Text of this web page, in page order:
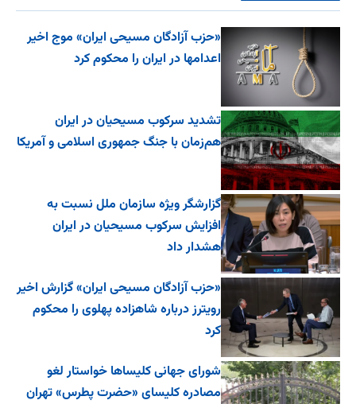
«حزب آزادگان مسیحی ایران» موج اخیر
اعدامها در ایران را محکوم کرد
تشدید سرکوب مسیحیان در ایران
هم‌زمان با جنگ جمهوری اسلامی و آمریکا
گزارشگر ویژه سازمان ملل نسبت به
افزایش سرکوب مسیحیان در ایران
هشدار داد
«حزب آزادگان مسیحی ایران» گزارش اخیر
رویترز درباره شاهزاده پهلوی را محکوم
کرد
شورای جهانی کلیساها خواستار لغو
مصادره کلیسای «حضرت پطرس» تهران